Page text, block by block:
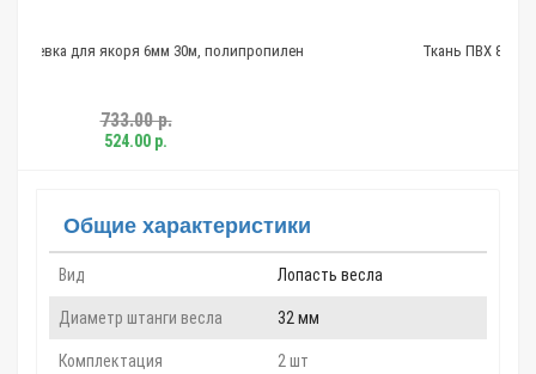
полипропилен Ткань ПВХ 850 гр/м2 50см*18см Оранжевая
Общие характеристики
Вид Лопасть весла
Диаметр штанги весла 32 мм
Комплектация 2 шт